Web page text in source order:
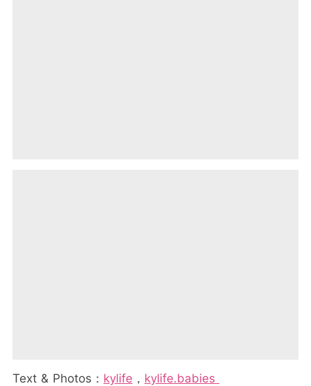
Text & Photos ： kylife ， kylife.babies